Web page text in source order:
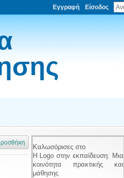
Εγγραφή Είσοδος
Καλωσόρισες στο
Η Logo στην εκπαίδευση: Μια
κοινότητα πρακτικής και
μάθησης